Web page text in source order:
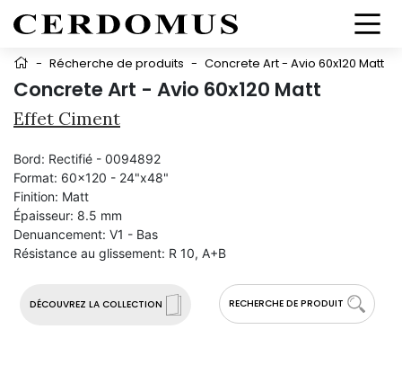
- Récherche de produits - Concrete Art - Avio 60x120 Matt
Concrete Art - Avio 60x120 Matt
Effet Ciment
DÉCOUVREZ LA COLLECTION RECHERCHE DE PRODUIT
Bord: Rectifié - 0094892
Format: 60x120 - 24"x48"
Finition: Matt
Épaisseur: 8.5 mm
Denuancement: V1 - Bas
Résistance au glissement: R 10, A+B